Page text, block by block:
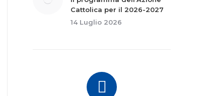
Cattolica per il 2026-2027
14 Luglio 2026